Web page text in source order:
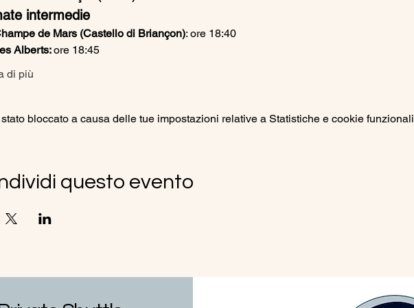
intermedie
de Mars (Castello di Briançon): ore 18:40
Alberts: ore 18:45
di più
bloccato a causa delle tue impostazioni relative a Statistiche e cookie
questo evento